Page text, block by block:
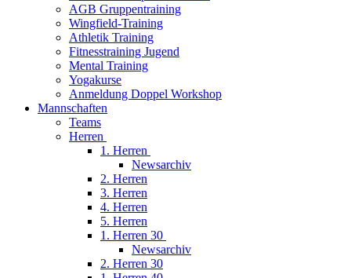
AGB Gruppentraining
Wingfield-Training
Athletik Training
Fitnesstraining Jugend
Mental Training
Yogakurse
Anmeldung Doppel Workshop
Mannschaften
Teams
Herren
1. Herren
Newsarchiv
2. Herren
3. Herren
4. Herren
5. Herren
1. Herren 30
Newsarchiv
2. Herren 30